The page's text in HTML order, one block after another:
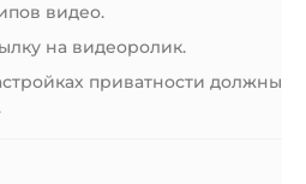
видео.
на видеоролик.
приватности должны